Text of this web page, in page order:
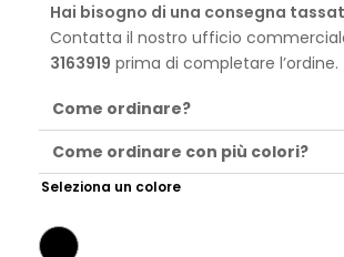
Hai bisogno di una consegna
Contatta il nostro ufficio
3163919 prima di completare l’ordine.
Come ordinare?
Come ordinare con più colori?
Seleziona un colore